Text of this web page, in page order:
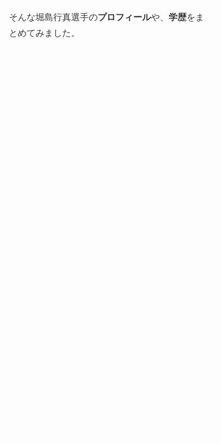
そんな堀島行真選手のプロフィールや、 学歴をま
とめてみました。